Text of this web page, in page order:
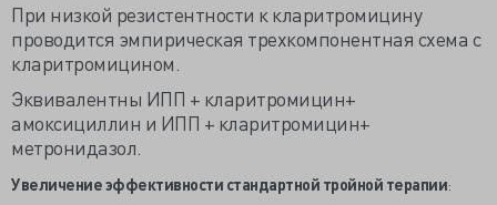
При низкой резистентности к кларитромицину
проводится эмпирическая трехкомпонентная схема с
кларитромицином.
Эквивалентны ИПП + кларитромицин+
амоксициллин и ИПП + кларитромицин+
метронидазол.
Увеличение эффективности стандартной тройной терапии: